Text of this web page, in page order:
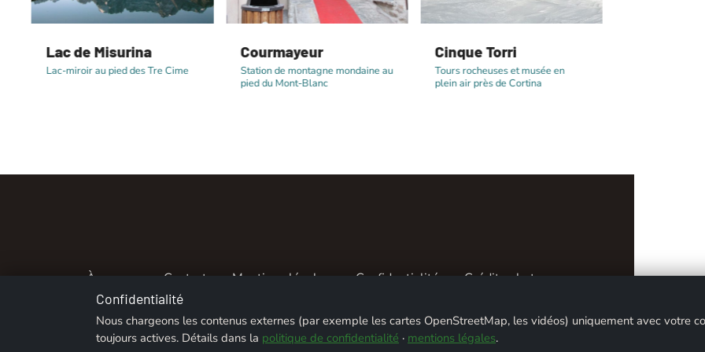
Lac de Misurina
Lac-miroir au pied des Tre Cime
Courmayeur
Station de montagne mondaine au
pied du Mont-Blanc
Cinque Torri
Tours rocheuses et musée en
plein air près de Cortina
À propos Contact Mentions légales Confidentialité Crédits photos
© 2026 ALPENTREFF · POWERED BY MIKO24 - IT SERVICE
Confidentialité
Nous chargeons les contenus externes (par exemple les cartes OpenStreetMap, les vidéos) uniquement avec votre
toujours actives. Détails dans la politique de confidentialité · mentions légales.